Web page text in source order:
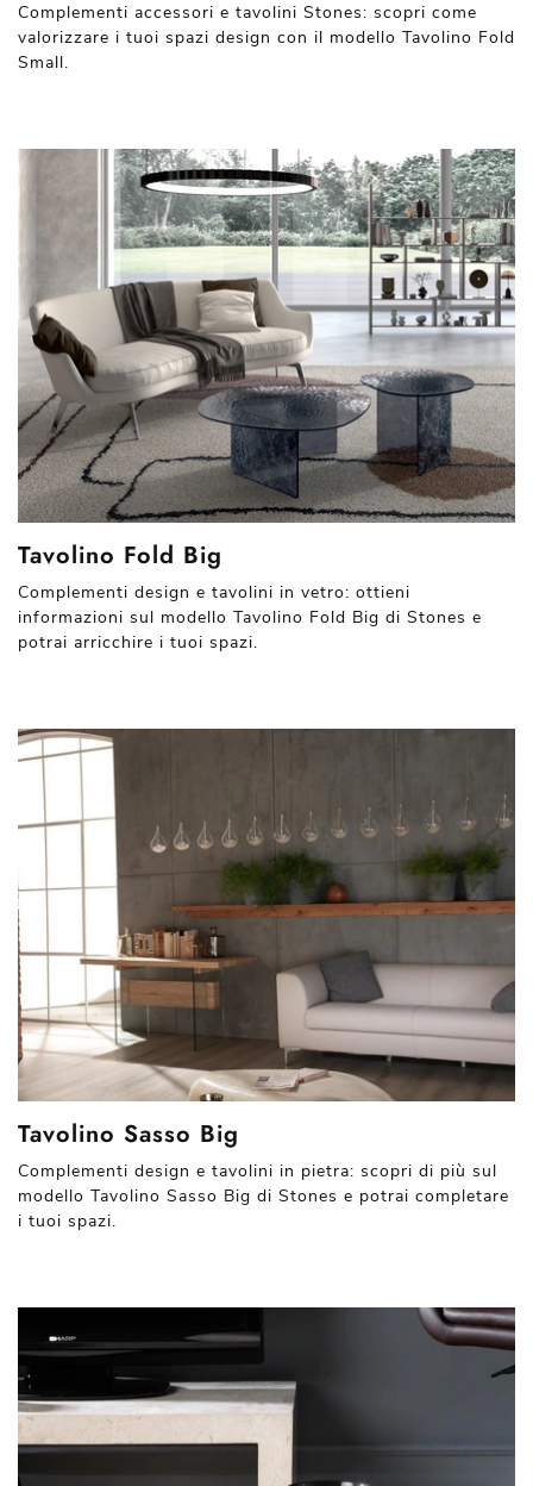
Complementi accessori e tavolini Stones: scopri come
valorizzare i tuoi spazi design con il modello Tavolino Fold
Small.
Tavolino Fold Big
Complementi design e tavolini in vetro: ottieni
informazioni sul modello Tavolino Fold Big di Stones e
potrai arricchire i tuoi spazi.
Tavolino Sasso Big
Complementi design e tavolini in pietra: scopri di più sul
modello Tavolino Sasso Big di Stones e potrai completare
i tuoi spazi.